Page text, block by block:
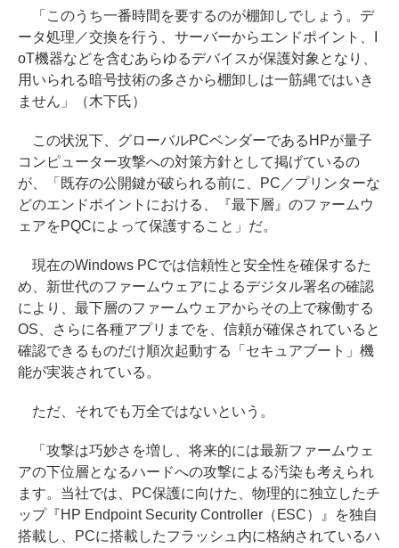
「このうち一番時間を要するのが棚卸しでしょう。デ
ータ処理／交換を行う、サーバーからエンドポイント、I
oT機器などを含むあらゆるデバイスが保護対象となり、
用いられる暗号技術の多さから棚卸しは一筋縄ではいき
ません」（木下氏）
この状況下、グローバルPCベンダーであるHPが量子
コンピューター攻撃への対策方針として掲げているの
が、「既存の公開鍵が破られる前に、PC／プリンターな
どのエンドポイントにおける、『最下層』のファームウ
ェアをPQCによって保護すること」だ。
現在のWindows PCでは信頼性と安全性を確保するた
め、新世代のファームウェアによるデジタル署名の確認
により、最下層のファームウェアからその上で稼働する
OS、さらに各種アプリまでを、信頼が確保されていると
確認できるものだけ順次起動する「セキュアブート」機
能が実装されている。
ただ、それでも万全ではないという。
「攻撃は巧妙さを増し、将来的には最新ファームウェ
アの下位層となるハードへの攻撃による汚染も考えられ
ます。当社では、PC保護に向けた、物理的に独立したチ
ップ『HP Endpoint Security Controller（ESC）』を独自
搭載し、PCに搭載したフラッシュ内に格納されているハ